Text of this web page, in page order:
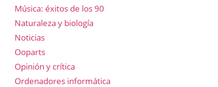
Música: éxitos de los 90
Naturaleza y biología
Noticias
Ooparts
Opinión y crítica
Ordenadores informática